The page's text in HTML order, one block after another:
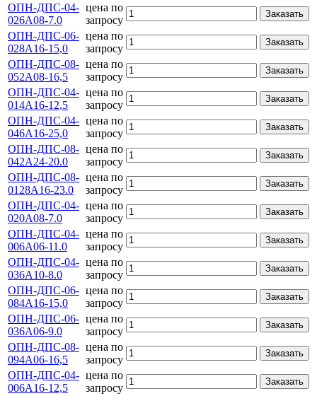
ОПН-ДПС-04-
026А08-7.0
цена по
запросу
Заказать
ОПН-ДПС-06-
028А16-15,0
цена по
запросу
Заказать
ОПН-ДПС-08-
052А08-16,5
цена по
запросу
Заказать
ОПН-ДПС-04-
014А16-12,5
цена по
запросу
Заказать
ОПН-ДПС-04-
046А16-25,0
цена по
запросу
Заказать
ОПН-ДПС-08-
042А24-20.0
цена по
запросу
Заказать
ОПН-ДПС-08-
0128А16-23.0
цена по
запросу
Заказать
ОПН-ДПС-04-
020А08-7.0
цена по
запросу
Заказать
ОПН-ДПС-04-
006А06-11.0
цена по
запросу
Заказать
ОПН-ДПС-04-
036А10-8.0
цена по
запросу
Заказать
ОПН-ДПС-06-
084А16-15,0
цена по
запросу
Заказать
ОПН-ДПС-06-
036А06-9.0
цена по
запросу
Заказать
ОПН-ДПС-08-
094А06-16,5
цена по
запросу
Заказать
ОПН-ДПС-04-
006А16-12,5
цена по
запросу
Заказать